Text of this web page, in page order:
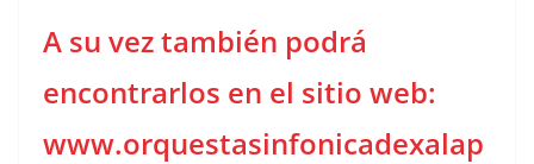
A su vez también podrá
encontrarlos en el sitio web:
www.orquestasinfonicadexalap